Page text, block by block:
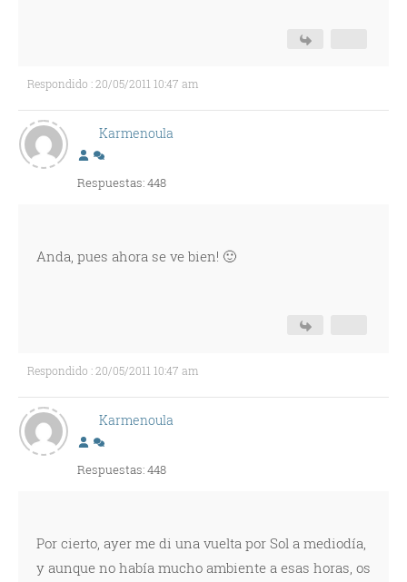
Respondido : 20/05/2011 10:47 am
Karmenoula
Respuestas: 448
Anda, pues ahora se ve bien! 🙂
Respondido : 20/05/2011 10:47 am
Karmenoula
Respuestas: 448
Por cierto, ayer me di una vuelta por Sol a mediodía,
y aunque no había mucho ambiente a esas horas, os